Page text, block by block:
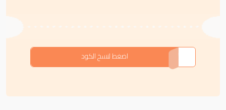
CODE
اضغط لنسخ الكود